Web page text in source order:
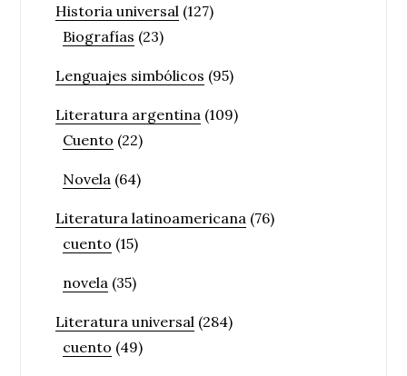
Historia universal (127)
Biografías (23)
Lenguajes simbólicos (95)
Literatura argentina (109)
Cuento (22)
Novela (64)
Literatura latinoamericana (76)
cuento (15)
novela (35)
Literatura universal (284)
cuento (49)